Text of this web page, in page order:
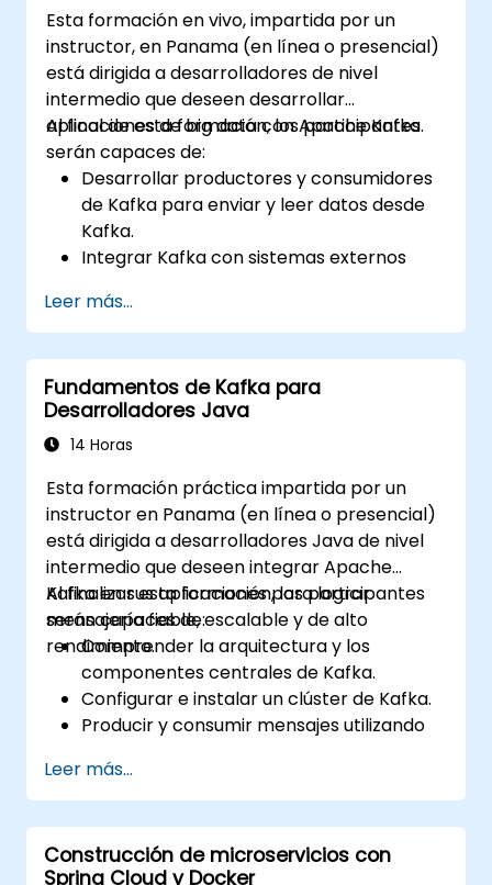
Esta formación en vivo, impartida por un
instructor, en Panama (en línea o presencial)
está dirigida a desarrolladores de nivel
intermedio que deseen desarrollar
aplicaciones de big data con Apache Kafka.
Al final de esta formación, los participantes
serán capaces de:
Desarrollar productores y consumidores
de Kafka para enviar y leer datos desde
Kafka.
Integrar Kafka con sistemas externos
Escribir aplicaciones de streaming con
Kafka Streams y ksqlDB.
Integrar una aplicación cliente de Kafka
con Confluent Cloud para despliegues
basados en la nube.
Adquirir experiencia práctica mediante
Leer más...
Fundamentos de Kafka para
Desarrolladores Java
14 Horas
Esta formación práctica impartida por un
instructor en Panama (en línea o presencial)
está dirigida a desarrolladores Java de nivel
intermedio que deseen integrar Apache
Kafka en sus aplicaciones para lograr
mensajería fiable, escalable y de alto
rendimiento.
Al finalizar esta formación, los participantes
serán capaces de:
Comprender la arquitectura y los
componentes centrales de Kafka.
Configurar e instalar un clúster de Kafka.
Producir y consumir mensajes utilizando
Implementar Kafka Streams para el
procesamiento de datos en tiempo real.
Garantizar la tolerancia a fallos y la
escalabilidad en las aplicaciones Kafka.
Leer más...
Construcción de microservicios con
Spring Cloud y Docker